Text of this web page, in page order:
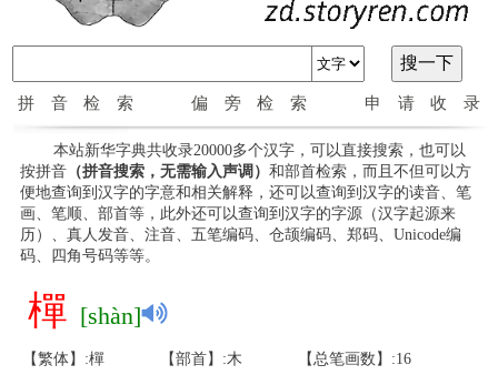
拼音检索 偏旁检索 申请收录
本站新华字典共收录20000多个汉字，可以直接搜索，也可以
按拼音（拼音搜索，无需输入声调） 和部首检索，而且不但可以方
便地查询到汉字的字意和相关解释，还可以查询到汉字的读音、笔
画、笔顺、部首等，此外还可以查询到汉字的字源（汉字起源来
历）、真人发音、注音、五笔编码、仓颉编码、郑码、Unicode编
码、四角号码等等。
樿 [shàn]
【繁体】:樿 【部首】:木 【总笔画数】:16